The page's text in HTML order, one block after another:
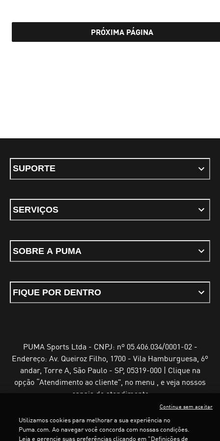
PRÓXIMA PÁGINA
SUPORTE
SERVIÇOS
SOBRE A PUMA
FIQUE POR DENTRO
PUMA Sports Ltda - CNPJ: nº 05.406.034/0001-02 -
Endereço: Av. Queiroz Filho, 1700 - Vila Hamburguesa, 6º
andar, Torre A, São Paulo - SP, 05319-000 | Clique na
opção “Atendimento ao cliente”, no menu , e veja nossos
canais de atendimento
Utilizamos cookies para melhorar a sua experiência no
Puma.com. Ao navegar você concorda com nossas condições.
Leia e gerencie suas preferências clicando em "Definições de
Continue sem aceitar